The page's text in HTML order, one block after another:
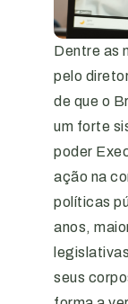
Dentre as
pelo
de que o
um forte
poder
ação na
políticas
anos,
seus